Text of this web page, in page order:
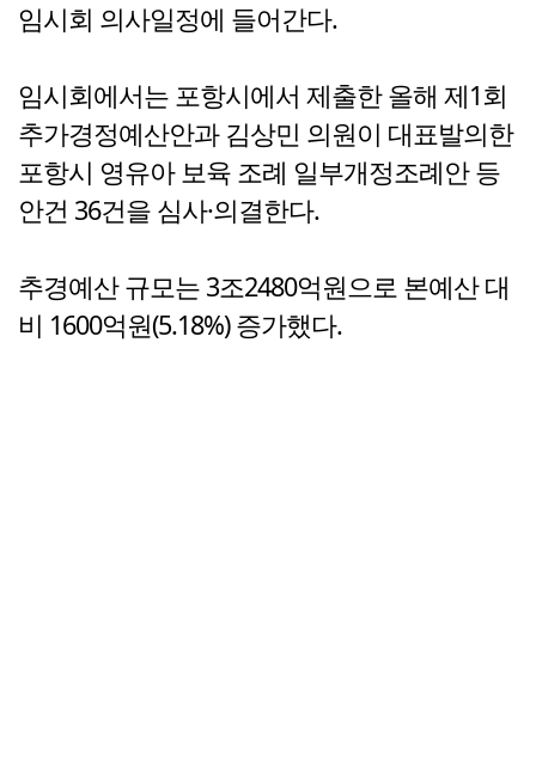
임시회 의사일정에 들어간다.
임시회에서는 포항시에서 제출한 올해 제1회
추가경정예산안과 김상민 의원이 대표발의한
포항시 영유아 보육 조례 일부개정조례안 등
안건 36건을 심사·의결한다.
추경예산 규모는 3조2480억원으로 본예산 대
비 1600억원(5.18%) 증가했다.